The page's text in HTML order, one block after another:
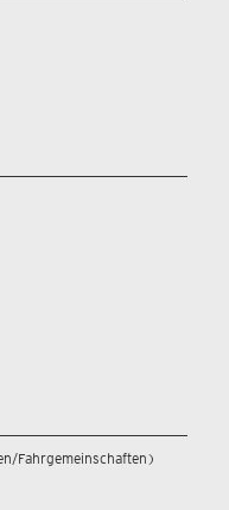
Fahrgemeinschaften)